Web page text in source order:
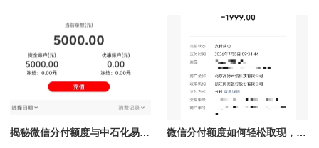
揭秘微信分付额度与中石化易捷加油的完美结合，秒提现让你掌控财务自由！ 微信分付额度如何轻松取现，秒到账技巧全解析！